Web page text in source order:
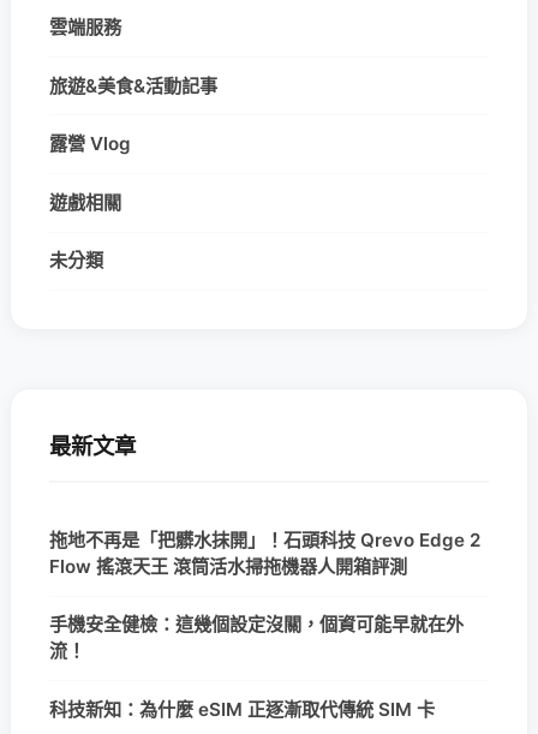
雲端服務
旅遊&美食&活動記事
露營 Vlog
遊戲相關
未分類
最新文章
拖地不再是「把髒水抹開」！石頭科技 Qrevo Edge 2
Flow 搖滾天王 滾筒活水掃拖機器人開箱評測
手機安全健檢：這幾個設定沒關，個資可能早就在外
流！
科技新知：為什麼 eSIM 正逐漸取代傳統 SIM 卡